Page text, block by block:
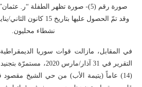
نشطاء محليون.
في المقابل، مازالت قوات سوريا
التقرير في 31 آذار/مارس
(14) عاماً (يتيمة الأب) من حي الشيخ